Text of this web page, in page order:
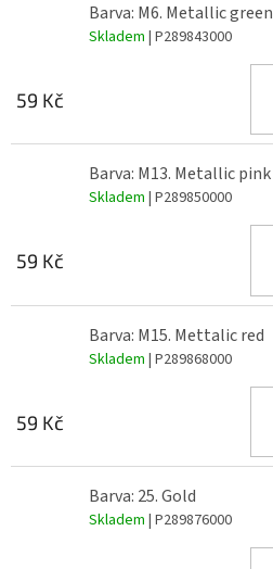
Barva: M6. Metallic green
Skladem | P289843000
59 Kč
Barva: M13. Metallic pink
Skladem | P289850000
59 Kč
Barva: M15. Mettalic red
Skladem | P289868000
59 Kč
Barva: 25. Gold
Skladem | P289876000